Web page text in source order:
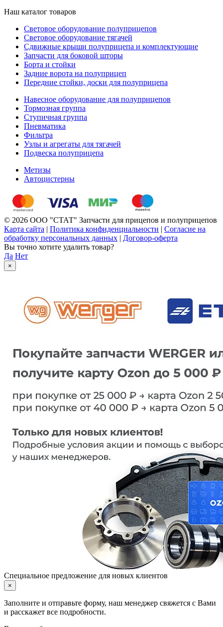
Наш каталог товаров
Световое оборудование полуприцепов
Световое оборудование тягачей
Сдвижные крыши полуприцепа и комплектующие
Запчасти для боковой шторы
Борта и стойки
Задние ворота на полуприцеп
Передние стойки, доски для полуприцепа
Навесное оборудование для полуприцепов
Тормозная группа
Ступичная группа
Пневматика
Фильтра
Узлы и агрегаты для тягачей
Подвеска полуприцепа
Метизы
Автоцистерны
© 2026 ООО "СТАТ" Запчасти для прицепов и полуприцепов
Карта сайта | Политика конфиденциальности | Согласие на
обработку персональных данных | Договор-оферта
Вы точно хотите удалить товар?
Да Нет
×
Специальное предложение для новых клиентов
×
Заполните и отправьте форму, наш менеджер свяжется с Вами
и расскажет все подробности.